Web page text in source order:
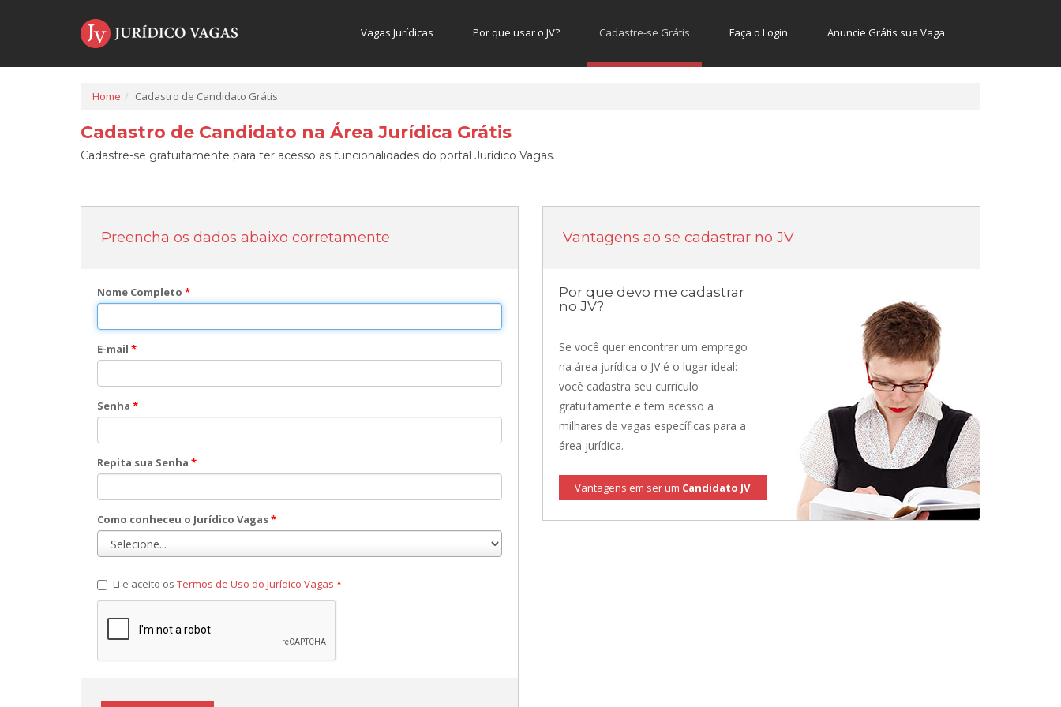
Vagas Jurídicas Por que usar o JV? Cadastre-se Grátis Faça o Login Anuncie Grátis sua Vaga
Home Cadastro de Candidato Grátis
Cadastro de Candidato na Área Jurídica Grátis
Cadastre-se gratuitamente para ter acesso as funcionalidades do portal Jurídico Vagas.
Preencha os dados abaixo corretamente
Nome Completo *
E-mail *
Senha *
Repita sua Senha *
Como conheceu o Jurídico Vagas*
Li e aceito os Termos de Uso do Jurídico Vagas *
Vantagens ao se cadastrar no JV
Por que devo me cadastrar
no JV?
Se você quer encontrar um emprego
na área jurídica o JV é o lugar ideal:
você cadastra seu currículo
gratuitamente e tem acesso a
milhares de vagas específicas para a
área jurídica.
Vantagens em ser um Candidato JV